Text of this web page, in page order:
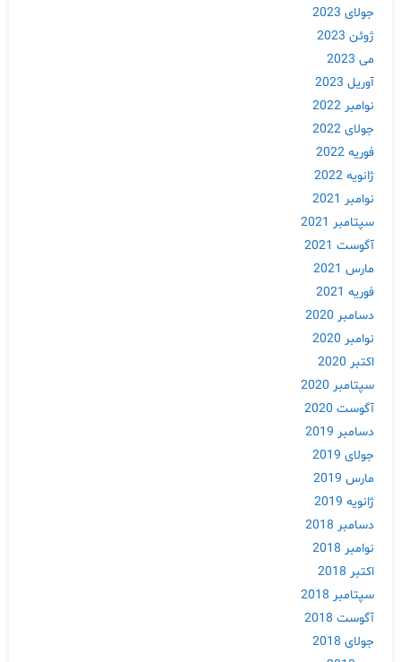
جولای 2023
ژوئن 2023
می 2023
آوریل 2023
نوامبر 2022
جولای 2022
فوریه 2022
ژانویه 2022
نوامبر 2021
سپتامبر 2021
آگوست 2021
مارس 2021
فوریه 2021
دسامبر 2020
نوامبر 2020
اکتبر 2020
سپتامبر 2020
آگوست 2020
دسامبر 2019
جولای 2019
مارس 2019
ژانویه 2019
دسامبر 2018
نوامبر 2018
اکتبر 2018
سپتامبر 2018
آگوست 2018
جولای 2018